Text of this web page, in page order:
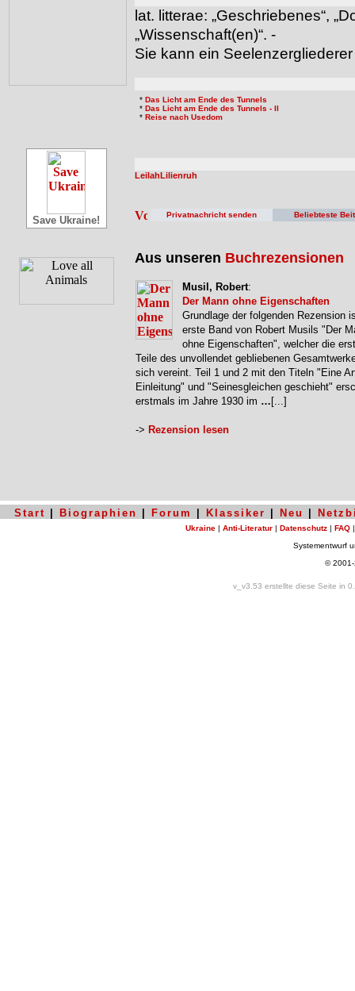
Save Ukraine!
lat. litterae: „Geschriebenes“,
„Wissenschaft(en)“. -
Sie kann ein
* Das Licht am Ende des Tunnels
* Das Licht am Ende des Tunnels - II
* Reise nach Usedom
LeilahLilienruh
Privatnachricht senden Beliebteste
Aus unseren Buchrezensionen
Musil, Robert:
Der Mann ohne Eigenschaften
Grundlage der folgenden Rezension
erste Band von Robert Musils "Der
ohne Eigenschaften", welcher die
Teile des unvollendet gebliebenen
sich vereint. Teil 1 und 2 mit den Titeln "Eine
Einleitung" und "Seinesgleichen geschieht"
erstmals im Jahre 1930 im … [...]
-> Rezension lesen
Start Biographien Forum Klassiker Neu
Ukraine | Anti-Literatur | Datenschutz | FAQ
Systementwurf
©
v_v3.53 erstellte diese Seite in